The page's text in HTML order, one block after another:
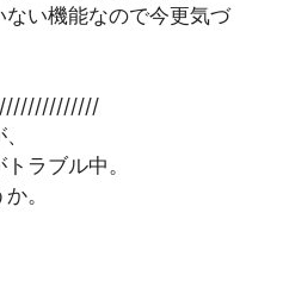
い機能なので今更気づ
ラブル中。
。